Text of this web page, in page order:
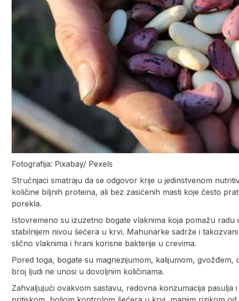
Fotografija: Pixabay/ Pexels
Stručnjaci smatraju da se odgovor krije u jedinstvenom
količine biljnih proteina, ali bez zasićenih masti koje često
porekla.
Istovremeno su izuzetno bogate vlaknima koja pomažu
stabilnijem nivou šećera u krvi. Mahunarke sadrže i
slično vlaknima i hrani korisne bakterije u crevima.
Pored toga, bogate su magnezijumom, kalijumom,
broj ljudi ne unosi u dovoljnim količinama.
Zahvaljujući ovakvom sastavu, redovna konzumacija